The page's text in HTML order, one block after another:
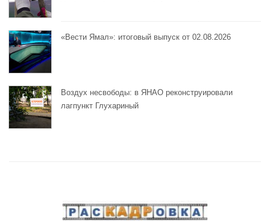
«Вести Ямал»: итоговый выпуск от 02.08.2026
Воздух несвободы: в ЯНАО реконструировали
лагпункт Глухариный